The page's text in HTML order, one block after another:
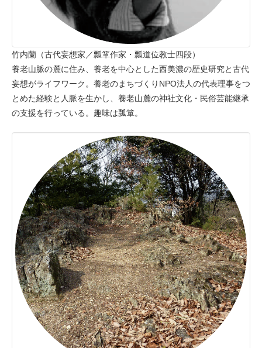
竹内蘭（古代妄想家／瓢箪作家・瓢道位教士四段）
養老山脈の麓に住み、養老を中心とした西美濃の歴史研究と古代
妄想がライフワーク。養老のまちづくりNPO法人の代表理事をつ
とめた経験と人脈を生かし、養老山麓の神社文化・民俗芸能継承
の支援を行っている。趣味は瓢箪。